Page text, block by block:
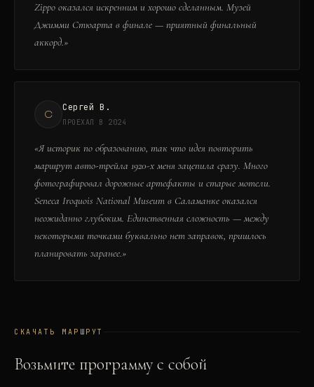
Zippo оказался искренним и хорошо сделанным. Музей
Джимми Стюарта в финале — приятный финальный
аккорд.»
С
Сергей В.
ПРОЕХАЛ В 2024
«Я историк по образованию, так что идея повторить
маршрут авто-трейла 1920-х меня зацепила сразу. Много
фотографировал дорожные артефакты и старые мотели.
Seneca Iroquois National Museum в Саламанке оказался
неожиданно глубоким. Единственная сложность — между
некоторыми точками буквально нет заправок, пришлось
планировать заранее.»
СКАЧАТЬ МАРШРУТ
Возьмите программу с собой